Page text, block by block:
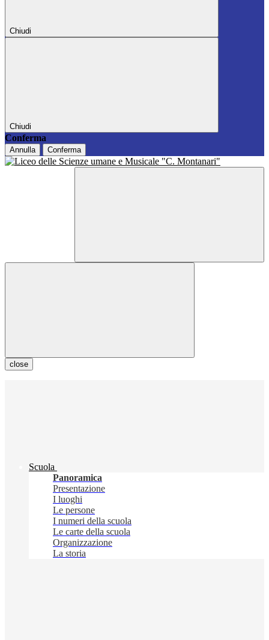
Chiudi
Chiudi
Conferma
Annulla Conferma
close
Scuola
Panoramica
Presentazione
I luoghi
Le persone
I numeri della scuola
Le carte della scuola
Organizzazione
La storia